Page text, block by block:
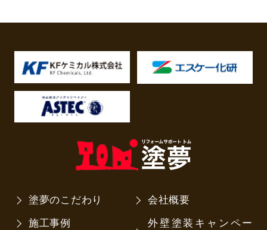
塗夢のこだわり
施工事例
会社概要
外壁塗装キャンペー